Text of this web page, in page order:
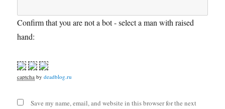
Confirm that you are not a bot - select a man with raised
hand:
captcha bydeadblog.ru
Save my name, email, and website in this browser for the next